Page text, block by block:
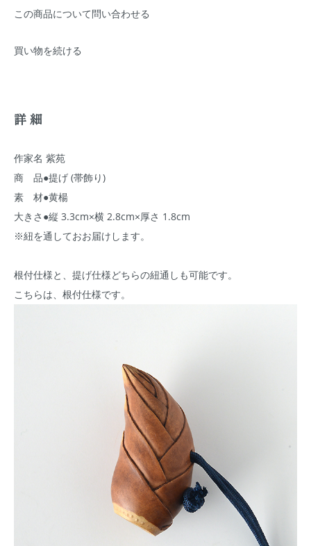
この商品について問い合わせる
買い物を続ける
詳細
作家名 紫苑
商 品●提げ (帯飾り)
素 材●黄楊
大きさ●縦 3.3cm×横 2.8cm×厚さ 1.8cm
※紐を通しておお届けします。
根付仕様と、提げ仕様どちらの紐通しも可能です。
こちらは、根付仕様です。